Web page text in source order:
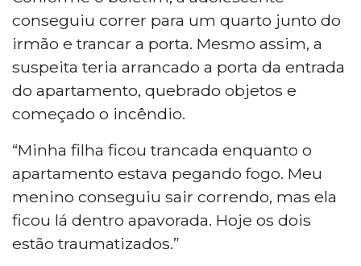
conseguiu correr para um quarto junto do
irmão e trancar a porta. Mesmo assim, a
suspeita teria arrancado a porta da entrada
do apartamento, quebrado objetos e
começado o incêndio.
“Minha filha ficou trancada enquanto o
apartamento estava pegando fogo. Meu
menino conseguiu sair correndo, mas ela
ficou lá dentro apavorada. Hoje os dois
estão traumatizados.”